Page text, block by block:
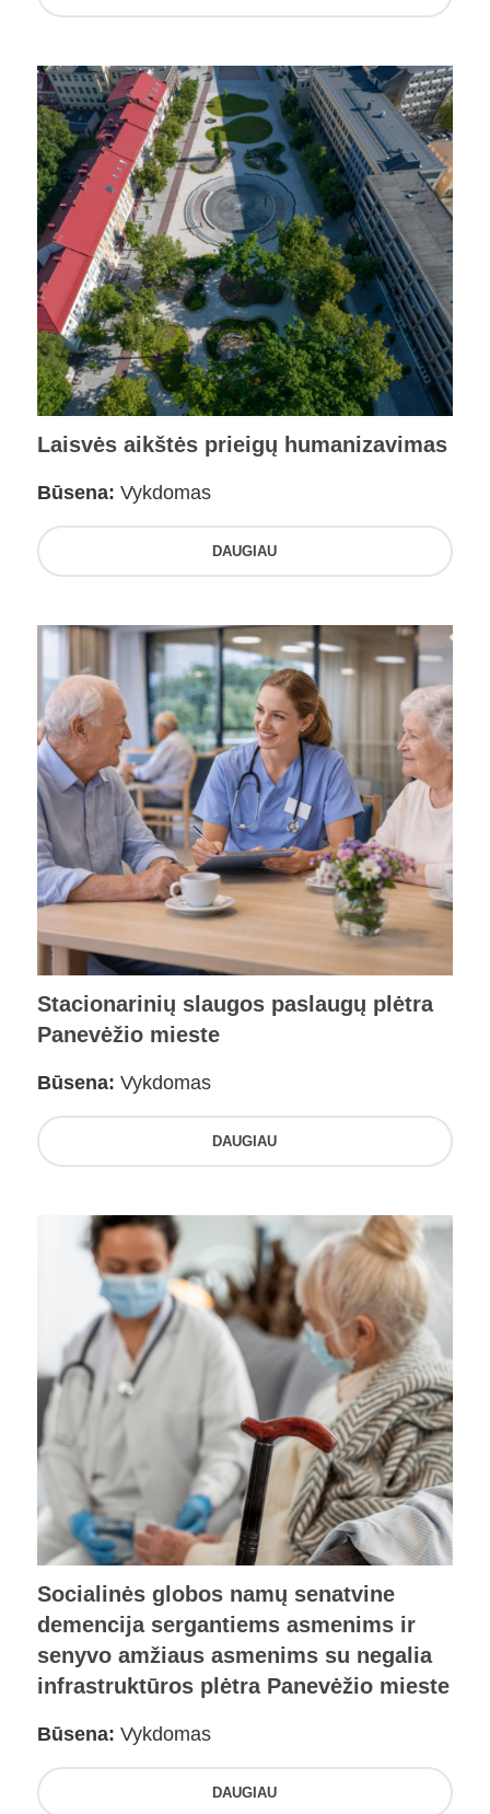
Laisvės aikštės prieigų humanizavimas
Būsena: Vykdomas
DAUGIAU
Stacionarinių slaugos paslaugų plėtra
Panevėžio mieste
Būsena: Vykdomas
DAUGIAU
Socialinės globos namų senatvine
demencija sergantiems asmenims ir
senyvo amžiaus asmenims su negalia
infrastruktūros plėtra Panevėžio mieste
Būsena: Vykdomas
DAUGIAU